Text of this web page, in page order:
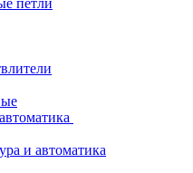
петли
и автоматика